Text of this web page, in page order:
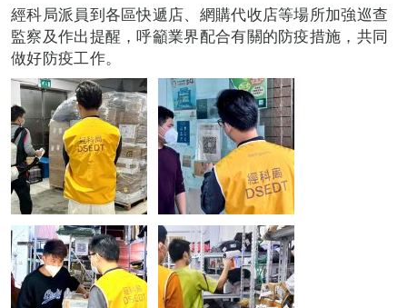
經科局派員到各區快遞店、網購代收店等場所加強巡查
監察及作出提醒，呼籲業界配合有關的防疫措施，共同
做好防疫工作。